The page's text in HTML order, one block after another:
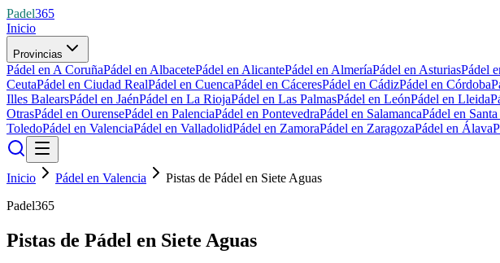
Padel365
Inicio
Provincias
Pádel en A CoruñaPádel en AlbacetePádel en AlicantePádel en AlmeríaPádel en AsturiasPádel
CeutaPádel en Ciudad RealPádel en CuencaPádel en CáceresPádel en CádizPádel en Córdoba
Illes BalearsPádel en JaénPádel en La RiojaPádel en Las PalmasPádel en LeónPádel en Lleida
OtrasPádel en OurensePádel en PalenciaPádel en PontevedraPádel en SalamancaPádel en
ToledoPádel en ValenciaPádel en ValladolidPádel en ZamoraPádel en ZaragozaPádel en Álava
Inicio Pádel en Valencia
Pistas de Pádel en Siete Aguas
Padel365
Pistas de Pádel en Siete Aguas